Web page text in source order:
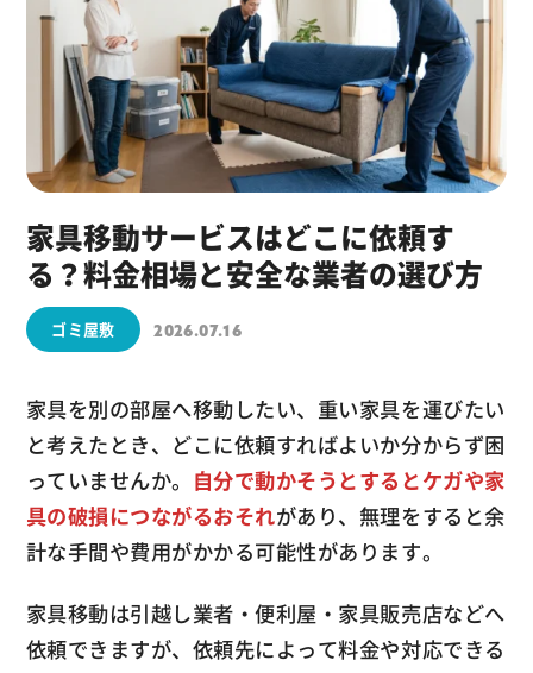
家具移動サービスはどこに依頼す
る？料金相場と安全な業者の選び方
ゴミ屋敷 2026.07.16
家具を別の部屋へ移動したい、重い家具を運びたい
と考えたとき、どこに依頼すればよいか分からず困
っていませんか。 自分で動かそうとするとケガや家
具の破損につながるおそれがあり、無理をすると余
計な手間や費用がかかる可能性があります。
家具移動は引越し業者・便利屋・家具販売店などへ
依頼できますが、依頼先によって料金や対応できる